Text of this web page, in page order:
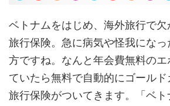
ベトナムをはじめ、海外旅行で
旅行保険。急に病気や怪我にな
方ですね。なんと年会費無料の
ていたら無料で自動的にゴール
旅行保険がついてきます。「ベ